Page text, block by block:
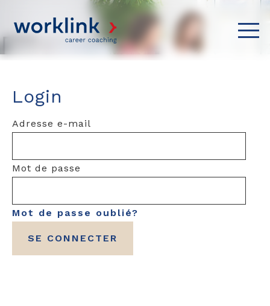
Login
Adresse e-mail
Mot de passe
Mot de passe oublié?
SE CONNECTER